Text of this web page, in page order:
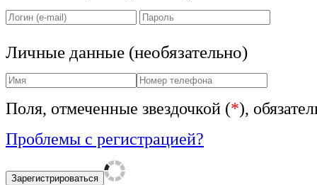
Личные данные (необязательно)
Поля, отмеченные звездочкой (*),
Проблемы с регистрацией?